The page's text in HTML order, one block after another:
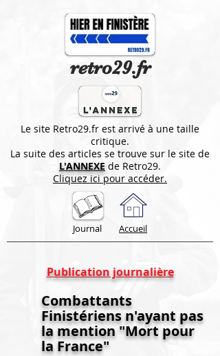
retro29.fr
Le site Retro29.fr est arrivé à une taille
critique.
La suite des articles se trouve sur le site de
L'ANNEXE de Retro29.
Cliquez ici pour accéder.
Journal Accueil
Publication journalière
Combattants
Finistériens n'ayant pas
la mention "Mort pour
la France"